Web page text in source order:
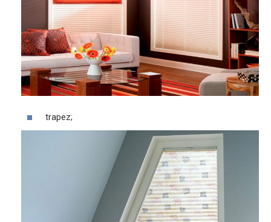
trapez;